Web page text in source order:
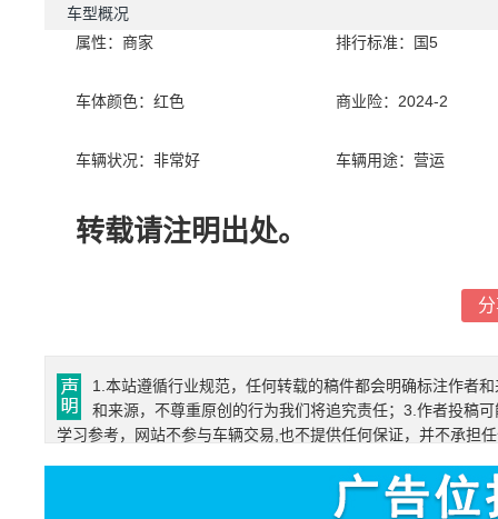
车型概况
属性：商家
排行标准：国5
车体颜色：红色 商业险：2024-2
车辆状况：非常好 车辆用途：营运
转载请注明出处。
1.本站遵循行业规范，任何转载的稿件都会明确标注作者
和来源，不尊重原创的行为我们将追究责任；3.作者投稿
学习参考，网站不参与车辆交易,也不提供任何保证，并不承担